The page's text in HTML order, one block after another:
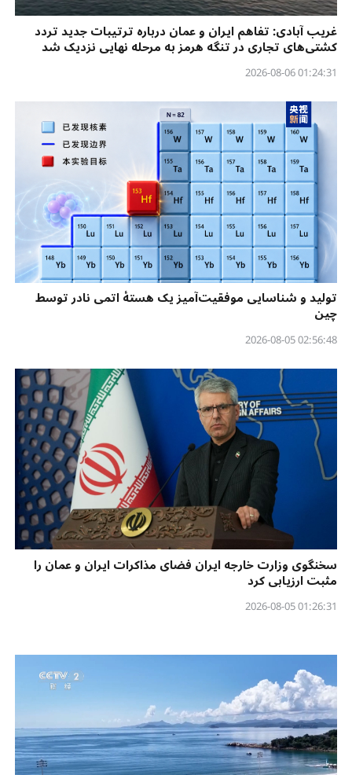
غریب آبادی: تفاهم ایران و عمان درباره ترتیبات جدید تردد
کشتی‌های تجاری در تنگه هرمز به مرحله نهایی نزدیک شد
01:24:31 2026-08-06
تولید و شناسایی موفقیت‌آمیز یک هستهٔ اتمی نادر توسط
چین
02:56:48 2026-08-05
سخنگوی وزارت خارجه ایران فضای مذاکرات ایران و عمان را
مثبت ارزیابی کرد
01:26:31 2026-08-05